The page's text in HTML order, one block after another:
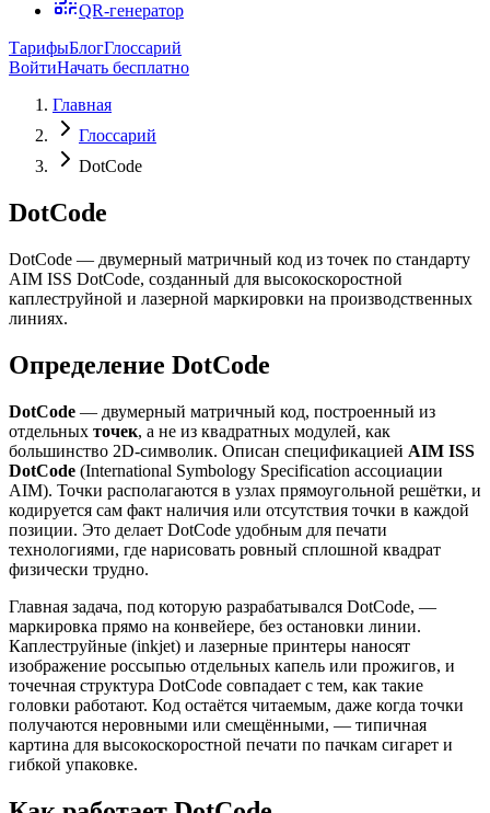
QR-генератор
ТарифыБлогГлоссарий
ВойтиНачать бесплатно
Главная
Глоссарий
DotCode
DotCode
DotCode — двумерный матричный код из точек по стандарту
AIM ISS DotCode, созданный для высокоскоростной
каплеструйной и лазерной маркировки на производственных
линиях.
Определение DotCode
DotCode — двумерный матричный код, построенный из
отдельных точек, а не из квадратных модулей, как
большинство 2D-символик. Описан спецификацией AIM ISS
DotCode (International Symbology Specification ассоциации
AIM). Точки располагаются в узлах прямоугольной решётки, и
кодируется сам факт наличия или отсутствия точки в каждой
позиции. Это делает DotCode удобным для печати
технологиями, где нарисовать ровный сплошной квадрат
физически трудно.
Главная задача, под которую разрабатывался DotCode, —
маркировка прямо на конвейере, без остановки линии.
Каплеструйные (inkjet) и лазерные принтеры наносят
изображение россыпью отдельных капель или прожигов, и
точечная структура DotCode совпадает с тем, как такие
головки работают. Код остаётся читаемым, даже когда точки
получаются неровными или смещёнными, — типичная
картина для высокоскоростной печати по пачкам сигарет и
гибкой упаковке.